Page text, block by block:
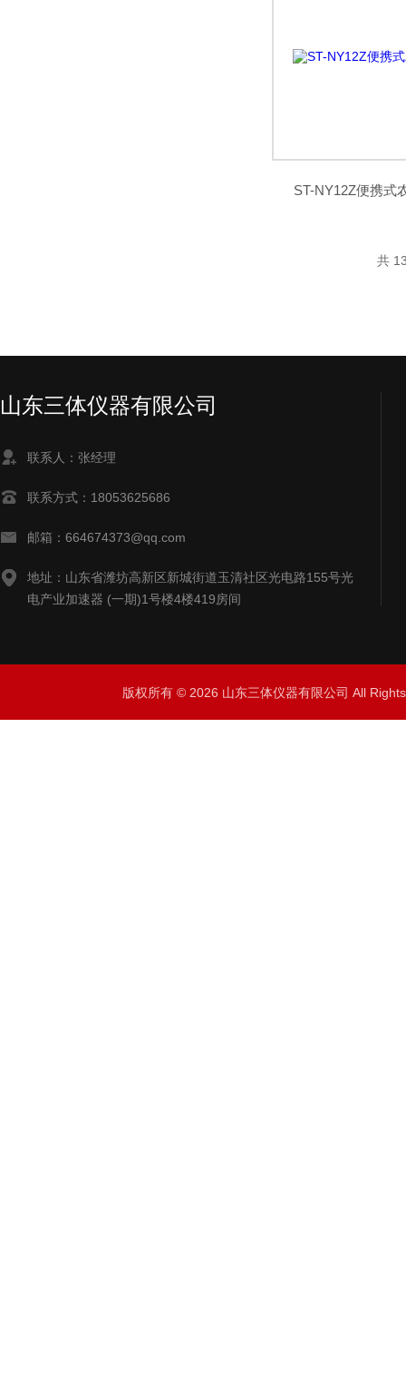
ST-NY12Z便携式
共
山东三体仪器有限公司
联系人：张经理
联系方式：18053625686
邮箱：664674373@qq.com
地址：山东省潍坊高新区新城街道玉清社区光电路155号光
电产业加速器 (一期)1号楼4楼419房间
版权所有 © 2026 山东三体仪器有限公司 All